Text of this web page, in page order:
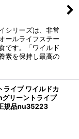
シリーズは、非常
ールライフステー
です。「ワイルド
素を保持し最高の
イプ ワイルドカ
リーントライプ
規品nu35223